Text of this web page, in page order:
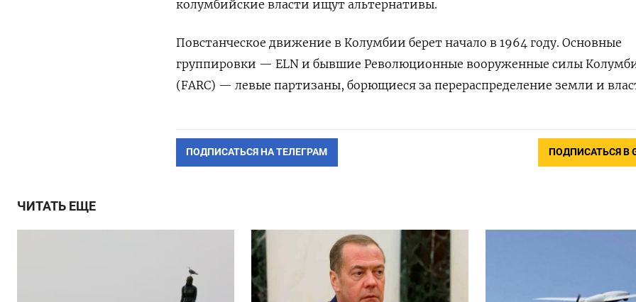
колумбийские власти ищут альтернативы.
Повстанческое движение в Колумбии берет начало в 1964 году. Основные
группировки — ELN и бывшие Революционные вооруженные силы
(FARC) — левые партизаны, борющиеся за перераспределение земли и
ПОДПИСАТЬСЯ НА ТЕЛЕГРАМ ПОДПИСАТЬСЯ В
ЧИТАТЬ ЕЩЕ